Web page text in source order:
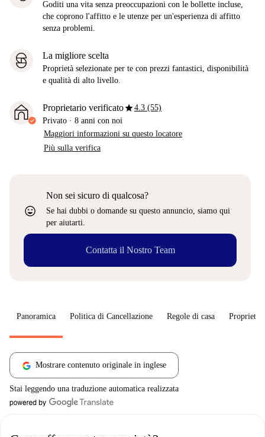
Goditi una vita senza preoccupazioni con le bollette incluse,
che coprono l'affitto e le utenze per un'esperienza di affitto
senza problemi.
La migliore scelta
Proprietà selezionate per te con prezzi fantastici, disponibilità
e qualità di alto livello.
Proprietario verificatostar4.3 (55)
Privato · 8 anni con noi
Maggiori informazioni su questo locatore
Più sulla verifica
sentiment_very_satisfied
Non sei sicuro di qualcosa?
Se hai dubbi o domande su questo annuncio, siamo qui
per aiutarti.
Contatta il Nostro Team
Panoramica Politica di Cancellazione Regole di casa
Mostrare contenuto originale in inglese
Stai leggendo una traduzione automatica realizzata